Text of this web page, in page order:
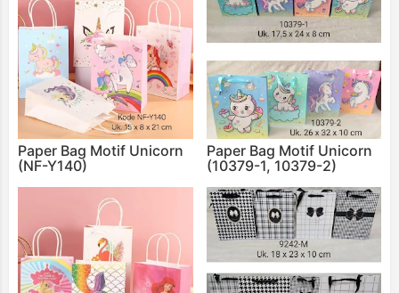
Paper Bag Motif Unicorn
(NF-Y140)
Paper Bag Motif Unicorn
(10379-1, 10379-2)